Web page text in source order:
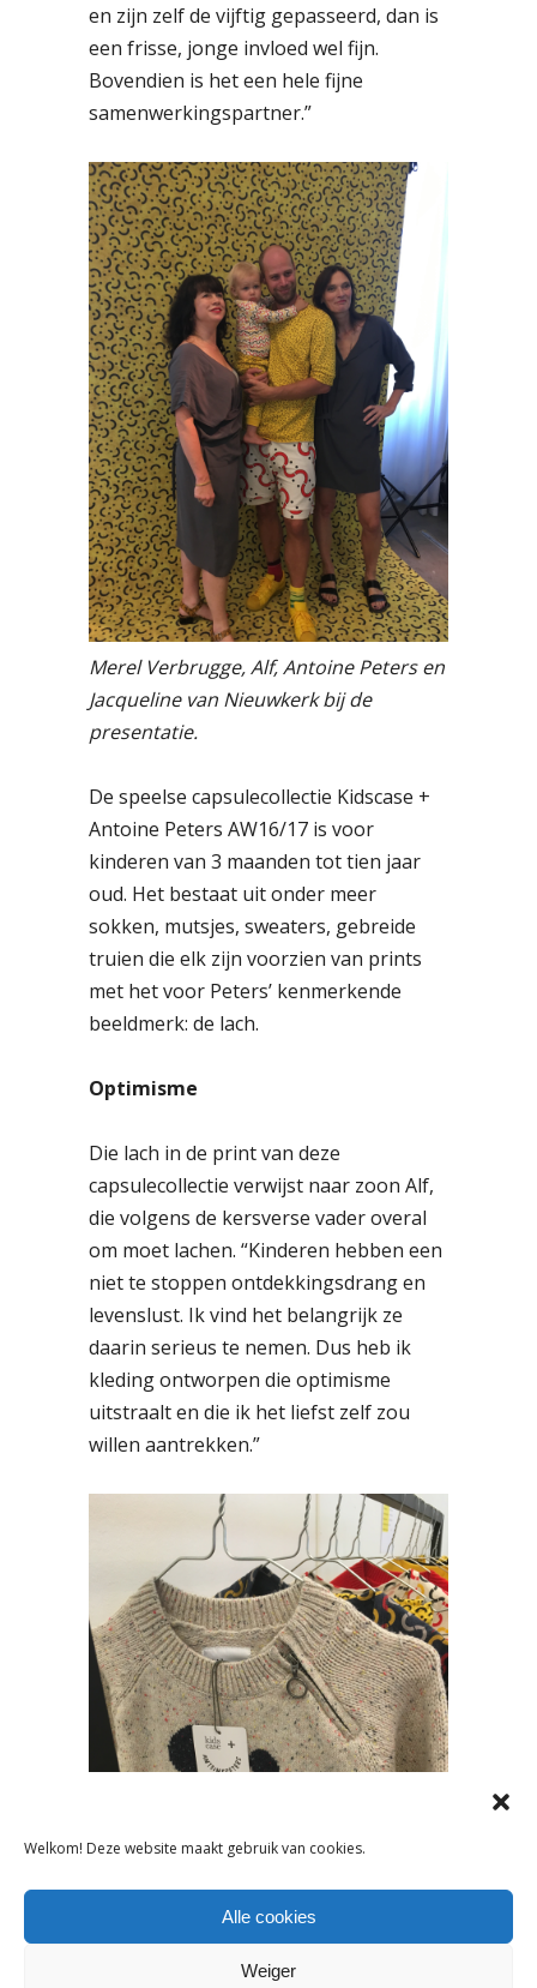
Welkom! Deze website maakt gebruik van cookies.
Alle cookies
Weiger
en zijn zelf de vijftig gepasseerd, dan is
een frisse, jonge invloed wel fijn.
Bovendien is het een hele fijne
samenwerkingspartner.”
Merel Verbrugge, Alf, Antoine Peters en
Jacqueline van Nieuwkerk bij de
presentatie.
De speelse capsulecollectie Kidscase +
Antoine Peters AW16/17 is voor
kinderen van 3 maanden tot tien jaar
oud. Het bestaat uit onder meer
sokken, mutsjes, sweaters, gebreide
truien die elk zijn voorzien van prints
met het voor Peters’ kenmerkende
beeldmerk: de lach.
Optimisme
Die lach in de print van deze
capsulecollectie verwijst naar zoon Alf,
die volgens de kersverse vader overal
om moet lachen. “Kinderen hebben een
niet te stoppen ontdekkingsdrang en
levenslust. Ik vind het belangrijk ze
daarin serieus te nemen. Dus heb ik
kleding ontworpen die optimisme
uitstraalt en die ik het liefst zelf zou
willen aantrekken.”